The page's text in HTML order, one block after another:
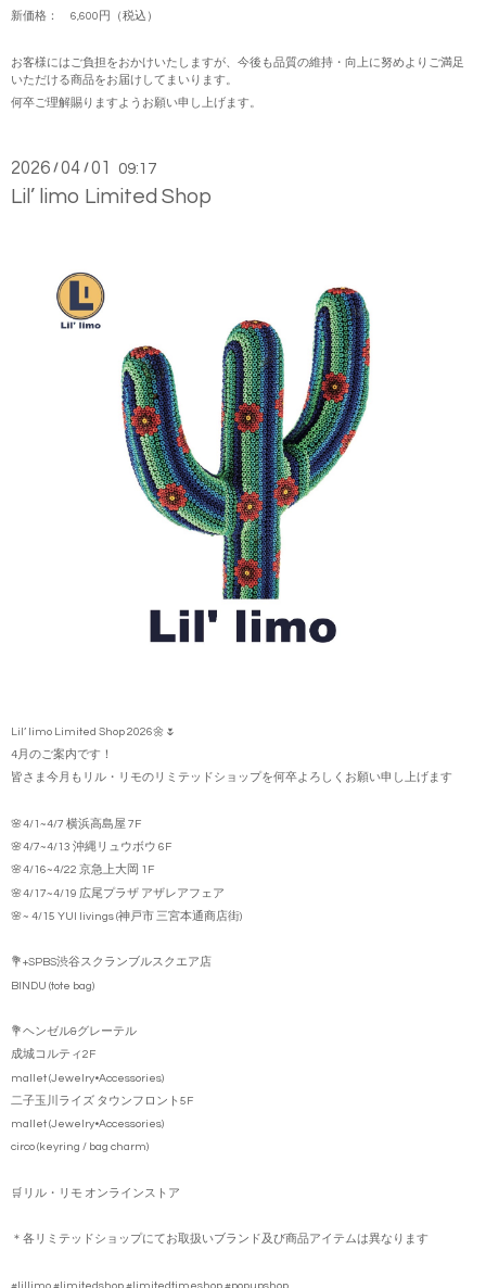
新価格： 6,600円（税込）
お客様にはご負担をおかけいたしますが、今後も品質の維持・向上に努めよりご満足
いただける商品をお届けしてまいります。
何卒ご理解賜りますようお願い申し上げます。
2026 /04 /01 09:17
Lil’ limo Limited Shop
Lil’ limo Limited Shop 2026🌼🌷
4月のご案内です！
皆さま今月もリル・リモのリミテッドショップを何卒よろしくお願い申し上げます
🌸4/1~4/7 横浜高島屋 7F
🌸4/7~4/13 沖縄リュウボウ 6F
🌸4/16~4/22 京急上大岡 1F
🌸4/17~4/19 広尾プラザ アザレアフェア
🌸~ 4/15 YUI livings (神戸市 三宮本通商店街)
💐+SPBS渋谷スクランブルスクエア店
BINDU (tote bag)
💐ヘンゼル&グレーテル
成城コルティ2F
mallet (Jewelry•Accessories)
二子玉川ライズ タウンフロント5F
mallet (Jewelry•Accessories)
circo (keyring / bag charm)
🛒リル・リモ オンラインストア
＊各リミテッドショップにてお取扱いブランド及び商品アイテムは異なります
#lillimo #limitedshop #limitedtimeshop #popupshop